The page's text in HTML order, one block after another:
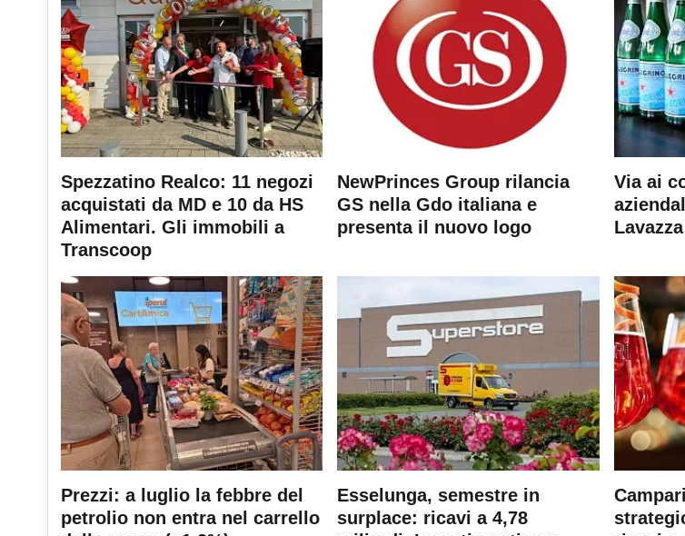
Spezzatino Realco: 11 negozi
acquistati da MD e 10 da HS
Alimentari. Gli immobili a
Transcoop
NewPrinces Group rilancia
GS nella Gdo italiana e
presenta il nuovo logo
Via ai
Prezzi: a luglio la febbre del
petrolio non entra nel carrello
Esselunga, semestre in
surplace: ricavi a 4,78